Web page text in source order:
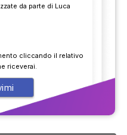
da parte di Luca
cliccando il relativo
riceverai.